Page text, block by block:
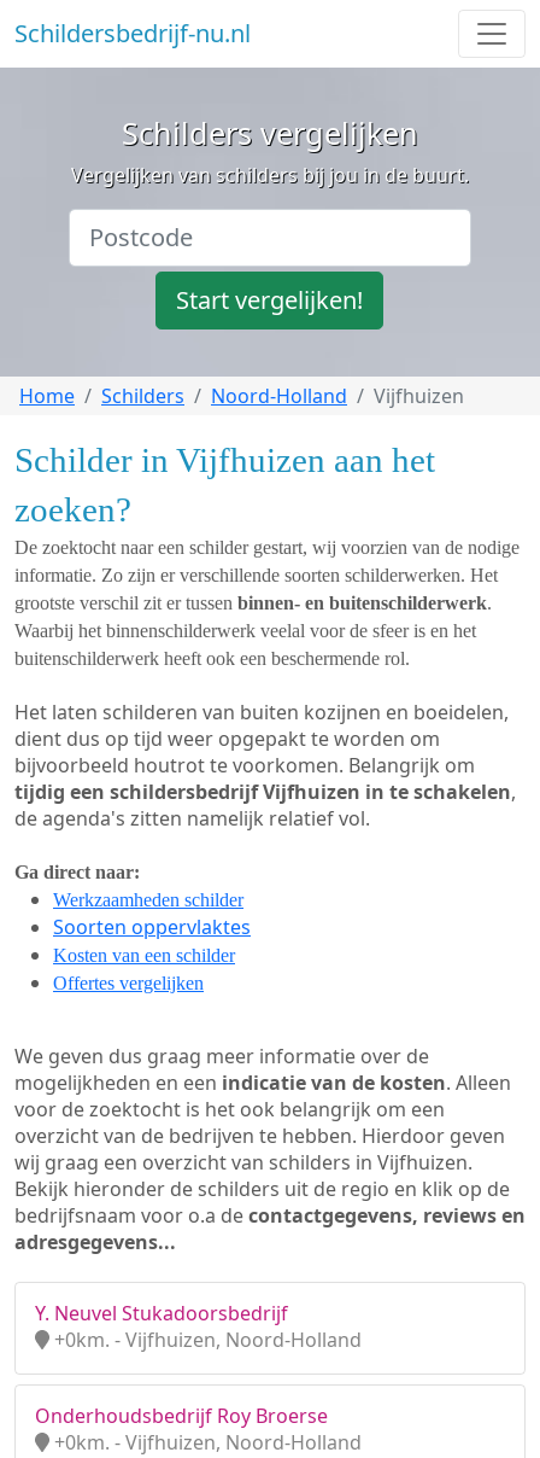
Schildersbedrijf-nu.nl
Schilders vergelijken
Vergelijken van schilders bij jou in de buurt.
Start vergelijken!
Home Schilders Noord-Holland Vijfhuizen
Schilder in Vijfhuizen aan het
zoeken?
De zoektocht naar een schilder gestart, wij voorzien van de nodige
informatie. Zo zijn er verschillende soorten schilderwerken. Het
grootste verschil zit er tussen binnen- en buitenschilderwerk.
Waarbij het binnenschilderwerk veelal voor de sfeer is en het
buitenschilderwerk heeft ook een beschermende rol.
Het laten schilderen van buiten kozijnen en boeidelen,
dient dus op tijd weer opgepakt te worden om
bijvoorbeeld houtrot te voorkomen. Belangrijk om
tijdig een schildersbedrijf Vijfhuizen in te schakelen,
de agenda's zitten namelijk relatief vol.
Ga direct naar:
Werkzaamheden schilder
Soorten oppervlaktes
Kosten van een schilder
Offertes vergelijken
We geven dus graag meer informatie over de
mogelijkheden en een indicatie van de kosten. Alleen
voor de zoektocht is het ook belangrijk om een
overzicht van de bedrijven te hebben. Hierdoor geven
wij graag een overzicht van schilders in Vijfhuizen.
Bekijk hieronder de schilders uit de regio en klik op de
bedrijfsnaam voor o.a decontactgegevens, reviews en
adresgegevens...
Y. Neuvel Stukadoorsbedrijf
+0km. - Vijfhuizen, Noord-Holland
Onderhoudsbedrijf Roy Broerse
+0km. - Vijfhuizen, Noord-Holland